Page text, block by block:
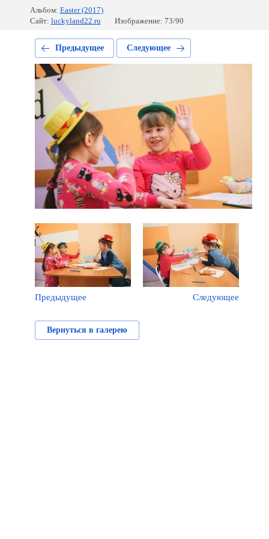
Альбом: Easter (2017)
Сайт: luckyland22.ru Изображение: 73/90
Предыдущее Следующее
Предыдущее Следующее
Вернуться в галерею